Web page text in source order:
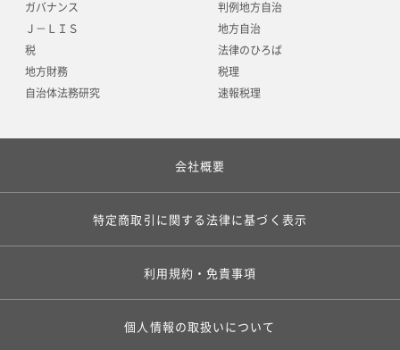
ガバナンス
Ｊ－ＬＩＳ
税
地方財務
自治体法務研究
判例地方自治
地方自治
法律のひろば
税理
速報税理
会社概要
特定商取引に関する法律に基づく表示
利用規約・免責事項
個人情報の取扱いについて